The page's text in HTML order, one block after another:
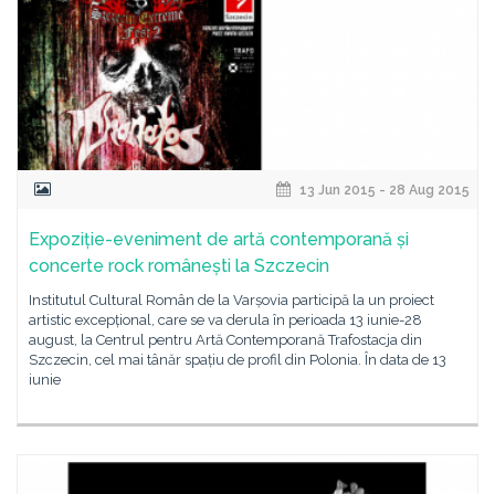
13 Jun 2015 - 28 Aug 2015
Expoziție-eveniment de artă contemporană și
concerte rock românești la Szczecin
Institutul Cultural Român de la Varșovia participă la un proiect
artistic excepțional, care se va derula în perioada 13 iunie-28
august, la Centrul pentru Artă Contemporană Trafostacja din
Szczecin, cel mai tânăr spațiu de profil din Polonia. În data de 13
iunie